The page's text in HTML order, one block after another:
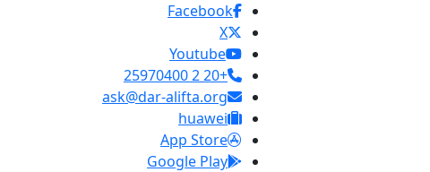
Facebook
X
Youtube
+20 2 25970400
ask@dar-alifta.org
huawei
App Store
Google Play